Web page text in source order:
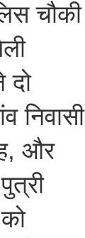
चौकी
दो
निवासी
और